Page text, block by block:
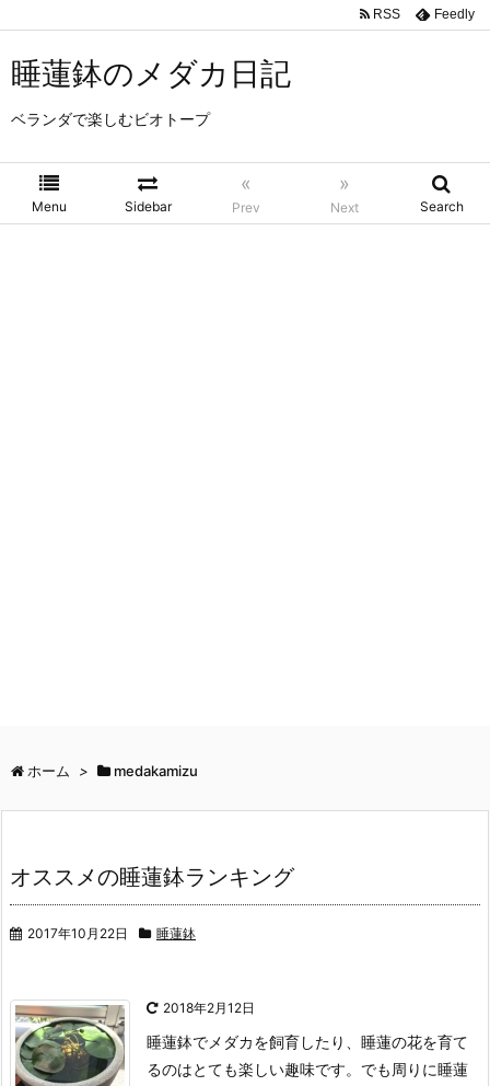
睡蓮鉢のメダカ日記
ベランダで楽しむビオトープ
Menu Sidebar
«
Prev
»
Next Search
RSS Feedly
ホーム > medakamizu
オススメの睡蓮鉢ランキング
2017年10月22日 睡蓮鉢
2018年2月12日
睡蓮鉢でメダカを飼育したり、睡蓮の花を育て
るのはとても楽しい趣味です。 でも周りに睡蓮